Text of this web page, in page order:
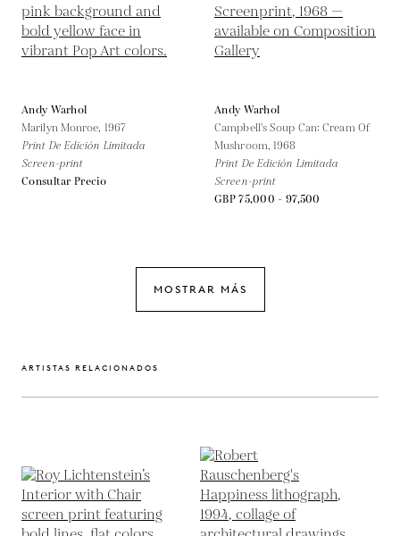
Andy Warhol
Marilyn Monroe, 1967
Print De Edición Limitada
Screen-print
Consultar Precio
Andy Warhol
Campbell's Soup Can: Cream Of
Mushroom, 1968
Print De Edición Limitada
Screen-print
GBP 75,000 - 97,500
MOSTRAR MÁS
ARTISTAS RELACIONADOS